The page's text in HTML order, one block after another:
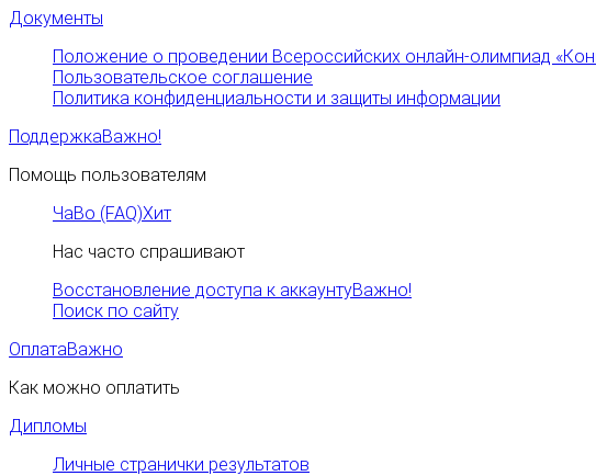
Документы
Положение о проведении Всероссийских онлайн-олимпиад
Пользовательское соглашение
Политика конфиденциальности и защиты информации
ПоддержкаВажно!
Помощь пользователям
ЧаВо (FAQ)Хит
Нас часто спрашивают
Восстановление доступа к аккаунтуВажно!
Поиск по сайту
ОплатаВажно
Как можно оплатить
Дипломы
Личные странички результатов